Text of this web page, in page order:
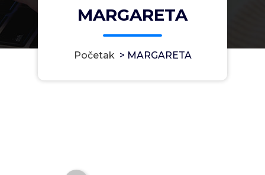
MARGARETA
Početak> MARGARETA